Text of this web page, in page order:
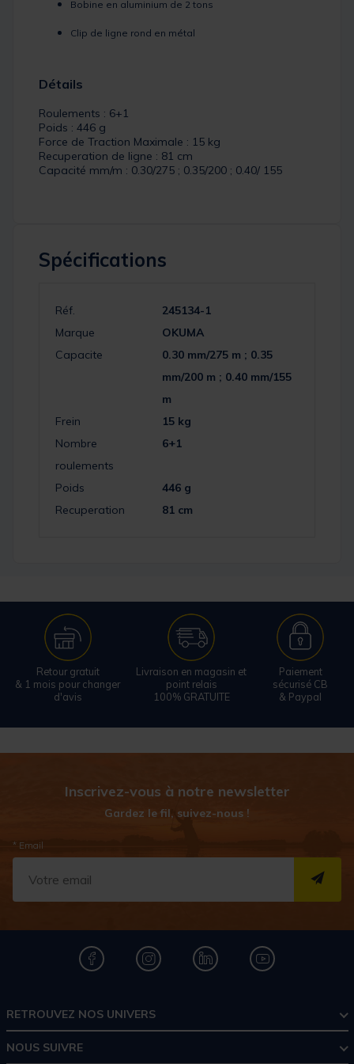
Bobine en aluminium de 2 tons
Clip de ligne rond en métal
Détails
Roulements : 6+1
Poids : 446 g
Force de Traction Maximale : 15 kg
Recuperation de ligne : 81 cm
Capacité mm/m : 0.30/275 ; 0.35/200 ; 0.40/ 155
Spécifications
Réf.
245134-1
Marque
OKUMA
Capacite
0.30 mm/275 m ; 0.35
mm/200 m ; 0.40 mm/155
m
Frein
15 kg
Nombre
roulements
6+1
Poids
446 g
Recuperation
81 cm
Retour gratuit
& 1 mois pour changer
d'avis
Livraison en magasin et
point relais
100% GRATUITE
Paiement
sécurisé CB
& Paypal
Inscrivez-vous à notre newsletter
Gardez le fil, suivez-nous !
* Email
RETROUVEZ NOS UNIVERS
NOUS SUIVRE